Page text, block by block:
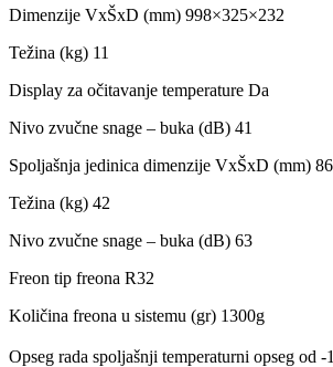
Dimenzije VxŠxD (mm) 998×325×232
Težina (kg) 11
Display za očitavanje temperature Da
Nivo zvučne snage – buka (dB) 41
Spoljašnja jedinica dimenzije VxŠxD (mm)
Težina (kg) 42
Nivo zvučne snage – buka (dB) 63
Freon tip freona R32
Količina freona u sistemu (gr) 1300g
Opseg rada spoljašnji temperaturni opseg